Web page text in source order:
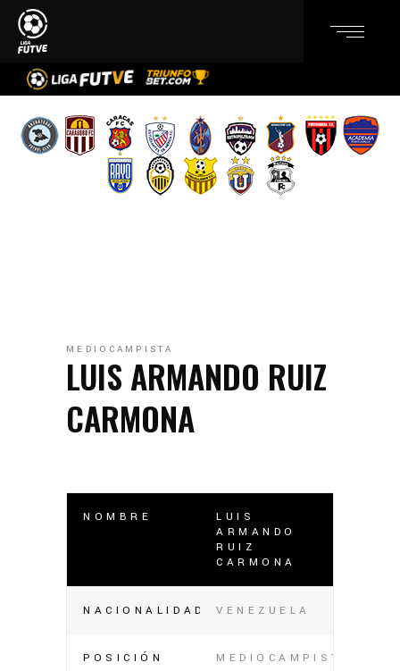
MEDIOCAMPISTA
LUIS ARMANDO RUIZ
CARMONA
NOMBRE
LUIS
ARMANDO
RUIZ
CARMONA
NACIONALIDAD VENEZUELA
POSICIÓN MEDIOCAMPISTA